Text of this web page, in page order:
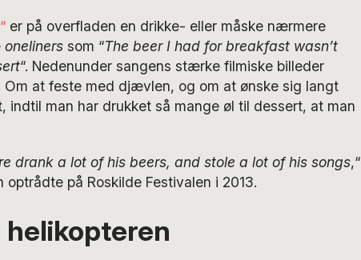
“er på overfladen en drikke- eller måske nærmere
onelinerssom “The beer I had for breakfast wasn’t
“. Nedenunder sangens stærke filmiske billeder
at feste med djævlen, og om at ønske sig langt
man har drukket så mange øl til dessert, at man
drank a lot of his beers, and stole a lot of his songs,“
på Roskilde Festivalen i 2013.